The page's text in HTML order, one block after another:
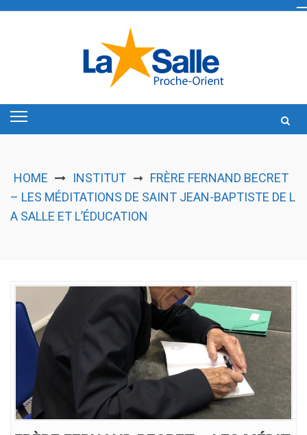
HOME INSTITUT ➞ FRÈRE FERNAND BECRET
– LES MÉDITATIONS DE SAINT JEAN-BAPTISTE DE L
A SALLE ET L’ÉDUCATION